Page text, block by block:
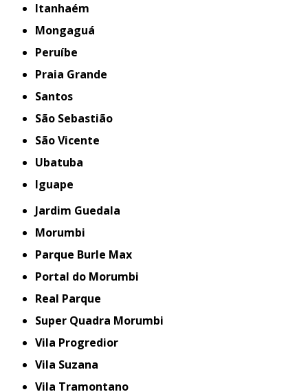
Itanhaém
Mongaguá
Peruíbe
Praia Grande
Santos
São Sebastião
São Vicente
Ubatuba
iguape
Jardim Guedala
Morumbi
Parque Burle Max
Portal do Morumbi
Real Parque
Super Quadra Morumbi
Vila Progredior
Vila Suzana
Vila Tramontano